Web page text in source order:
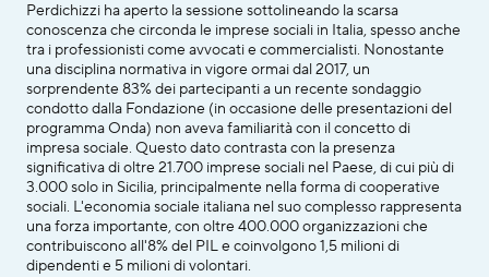
Perdichizzi ha aperto la sessione sottolineando la scarsa
conoscenza che circonda le imprese sociali in Italia, spesso anche
tra i professionisti come avvocati e commercialisti. Nonostante
una disciplina normativa in vigore ormai dal 2017, un
sorprendente 83% dei partecipanti a un recente sondaggio
condotto dalla Fondazione (in occasione delle presentazioni del
programma Onda) non aveva familiarità con il concetto di
impresa sociale. Questo dato contrasta con la presenza
significativa di oltre 21.700 imprese sociali nel Paese, di cui più di
3.000 solo in Sicilia, principalmente nella forma di cooperative
sociali. L'economia sociale italiana nel suo complesso rappresenta
una forza importante, con oltre 400.000 organizzazioni che
contribuiscono all'8% del PIL e coinvolgono 1,5 milioni di
dipendenti e 5 milioni di volontari.